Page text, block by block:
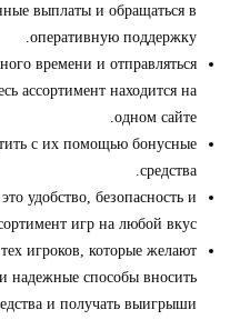
выплаты и обращаться в
оперативную поддержку.
времени и отправляться
ассортимент находится на
одном сайте.
с их помощью бонусные
средства.
удобство, безопасность и
игр на любой вкус.
игроков, которые желают
надежные способы вносить
и получать выигрыши.